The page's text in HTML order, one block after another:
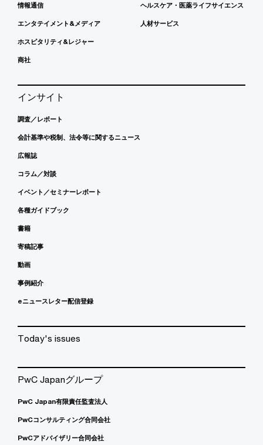
情報通信
エンタテイメント&メディア
ホスピタリティ&レジャー
商社
ヘルスケア・医薬ライフサイエンス
人材サービス
インサイト
調査／レポート
会計基準や税制、法令等に関するニュース
広報誌
コラム／対談
イベント／セミナーレポート
各種ガイドブック
書籍
寄稿記事
動画
事例紹介
eニュースレター配信登録
Today's issues
PwC Japanグループ
PwC Japan有限責任監査法人
PwCコンサルティング合同会社
PwCアドバイザリー合同会社